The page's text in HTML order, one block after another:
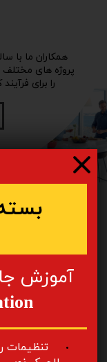
پروژه های مختلف
را برای
جهت دریافت
​آموزش